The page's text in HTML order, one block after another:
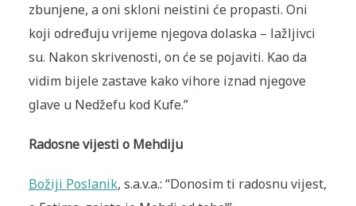
zbunjene, a oni skloni neistini će propasti. Oni
koji određuju vrijeme njegova dolaska – lažljivci
su. Nakon skrivenosti, on će se pojaviti. Kao da
vidim bijele zastave kako vihore iznad njegove
glave u Nedžefu kod Kufe.”
Radosne vijesti o Mehdiju
Božiji Poslanik, s.a.v.a.: “Donosim ti radosnu vijest,